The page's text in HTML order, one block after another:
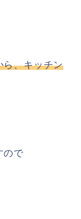
ら、キッチン
ので